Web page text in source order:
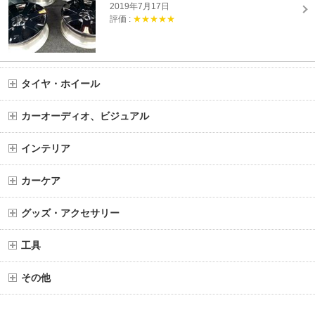
2019年7月17日
評価 : ★★★★★
タイヤ・ホイール
カーオーディオ、ビジュアル
インテリア
カーケア
グッズ・アクセサリー
工具
その他